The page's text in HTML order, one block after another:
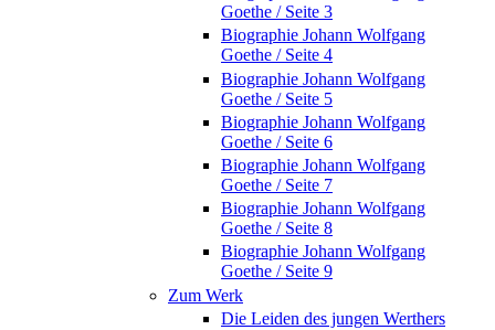
Goethe / Seite 3
Biographie Johann Wolfgang
Goethe / Seite 4
Biographie Johann Wolfgang
Goethe / Seite 5
Biographie Johann Wolfgang
Goethe / Seite 6
Biographie Johann Wolfgang
Goethe / Seite 7
Biographie Johann Wolfgang
Goethe / Seite 8
Biographie Johann Wolfgang
Goethe / Seite 9
Zum Werk
Die Leiden des jungen Werthers